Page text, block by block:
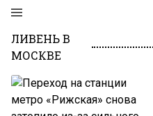
ЛИВЕНЬ В
МОСКВЕ